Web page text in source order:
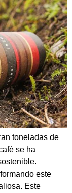
toneladas de
se ha
este
Este